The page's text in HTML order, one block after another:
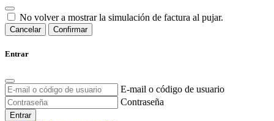
No volver a mostrar la simulación de factura al pujar.
Cancelar Confirmar
Entrar
E-mail o código de usuario
Contraseña
Entrar